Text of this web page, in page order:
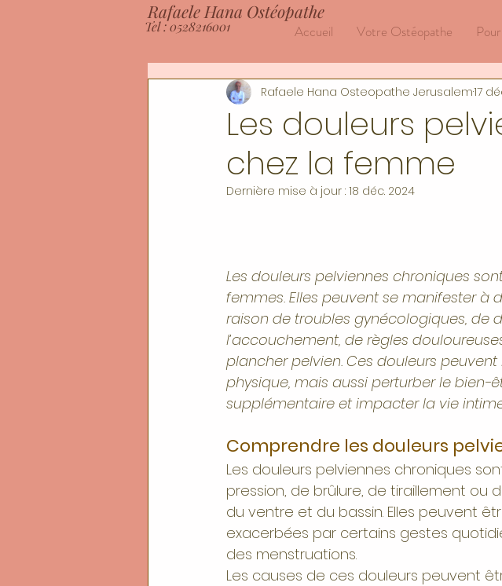
Rafaele Hana Ostéopathe
Tel : 0528216001 Accueil Votre Ostéopathe
Les douleurs
chez la femme
Rafaele Hana Osteopathe Jerusalem17
Dernière mise à jour : 18 déc. 2024
Les douleurs pelviennes chroniques
femmes. Elles peuvent se manifester à
raison de troubles gynécologiques, de
l’accouchement, de règles
plancher pelvien. Ces douleurs
physique, mais aussi perturber le bien-
supplémentaire et impacter la vie
Comprendre les douleurs
Les douleurs pelviennes chroniques
pression, de brûlure, de tiraillement ou
du ventre et du bassin. Elles peuvent
exacerbées par certains gestes
des menstruations.
Les causes de ces douleurs peuvent